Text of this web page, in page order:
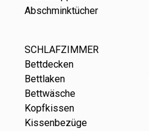
Abschminktücher
SCHLAFZIMMER
Bettdecken
Bettlaken
Bettwäsche
Kopfkissen
Kissenbezüge